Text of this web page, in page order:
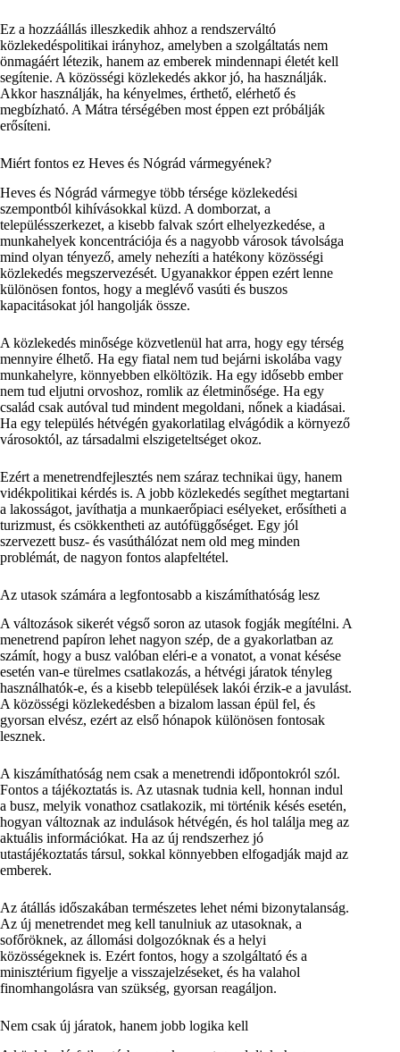
Ez a hozzáállás illeszkedik ahhoz a rendszerváltó
közlekedéspolitikai irányhoz, amelyben a szolgáltatás nem
önmagáért létezik, hanem az emberek mindennapi életét kell
segítenie. A közösségi közlekedés akkor jó, ha használják.
Akkor használják, ha kényelmes, érthető, elérhető és
megbízható. A Mátra térségében most éppen ezt próbálják
erősíteni.
Miért fontos ez Heves és Nógrád vármegyének?
Heves és Nógrád vármegye több térsége közlekedési
szempontból kihívásokkal küzd. A domborzat, a
településszerkezet, a kisebb falvak szórt elhelyezkedése, a
munkahelyek koncentrációja és a nagyobb városok távolsága
mind olyan tényező, amely nehezíti a hatékony közösségi
közlekedés megszervezését. Ugyanakkor éppen ezért lenne
különösen fontos, hogy a meglévő vasúti és buszos
kapacitásokat jól hangolják össze.
A közlekedés minősége közvetlenül hat arra, hogy egy térség
mennyire élhető. Ha egy fiatal nem tud bejárni iskolába vagy
munkahelyre, könnyebben elköltözik. Ha egy idősebb ember
nem tud eljutni orvoshoz, romlik az életminősége. Ha egy
család csak autóval tud mindent megoldani, nőnek a kiadásai.
Ha egy település hétvégén gyakorlatilag elvágódik a környező
városoktól, az társadalmi elszigeteltséget okoz.
Ezért a menetrendfejlesztés nem száraz technikai ügy, hanem
vidékpolitikai kérdés is. A jobb közlekedés segíthet megtartani
a lakosságot, javíthatja a munkaerőpiaci esélyeket, erősítheti a
turizmust, és csökkentheti az autófüggőséget. Egy jól
szervezett busz- és vasúthálózat nem old meg minden
problémát, de nagyon fontos alapfeltétel.
Az utasok számára a legfontosabb a kiszámíthatóság lesz
A változások sikerét végső soron az utasok fogják megítélni. A
menetrend papíron lehet nagyon szép, de a gyakorlatban az
számít, hogy a busz valóban eléri-e a vonatot, a vonat késése
esetén van-e türelmes csatlakozás, a hétvégi járatok tényleg
használhatók-e, és a kisebb települések lakói érzik-e a javulást.
A közösségi közlekedésben a bizalom lassan épül fel, és
gyorsan elvész, ezért az első hónapok különösen fontosak
lesznek.
A kiszámíthatóság nem csak a menetrendi időpontokról szól.
Fontos a tájékoztatás is. Az utasnak tudnia kell, honnan indul
a busz, melyik vonathoz csatlakozik, mi történik késés esetén,
hogyan változnak az indulások hétvégén, és hol találja meg az
aktuális információkat. Ha az új rendszerhez jó
utastájékoztatás társul, sokkal könnyebben elfogadják majd az
emberek.
Az átállás időszakában természetes lehet némi bizonytalanság.
Az új menetrendet meg kell tanulniuk az utasoknak, a
sofőröknek, az állomási dolgozóknak és a helyi
közösségeknek is. Ezért fontos, hogy a szolgáltató és a
minisztérium figyelje a visszajelzéseket, és ha valahol
finomhangolásra van szükség, gyorsan reagáljon.
Nem csak új járatok, hanem jobb logika kell